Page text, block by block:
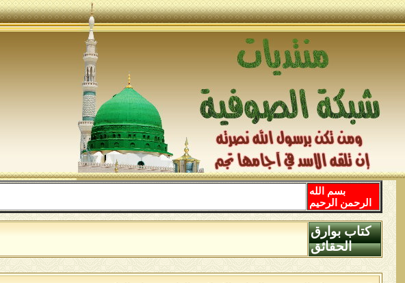
بسم الله
الرحمن الرحيم
كتاب بوارق
الحقائق